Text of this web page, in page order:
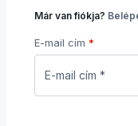
Már van fiókja?
E-mail cím *